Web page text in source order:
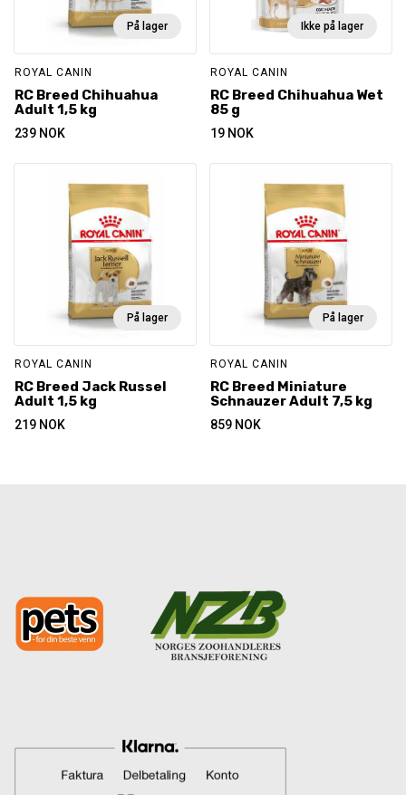
På lager
ROYAL CANIN
RC Breed Chihuahua
Adult 1,5 kg
239 NOK
Ikke på lager
ROYAL CANIN
RC Breed Chihuahua Wet
85 g
19 NOK
På lager
ROYAL CANIN
RC Breed Jack Russel
Adult 1,5 kg
219 NOK
På lager
ROYAL CANIN
RC Breed Miniature
Schnauzer Adult 7,5 kg
859 NOK